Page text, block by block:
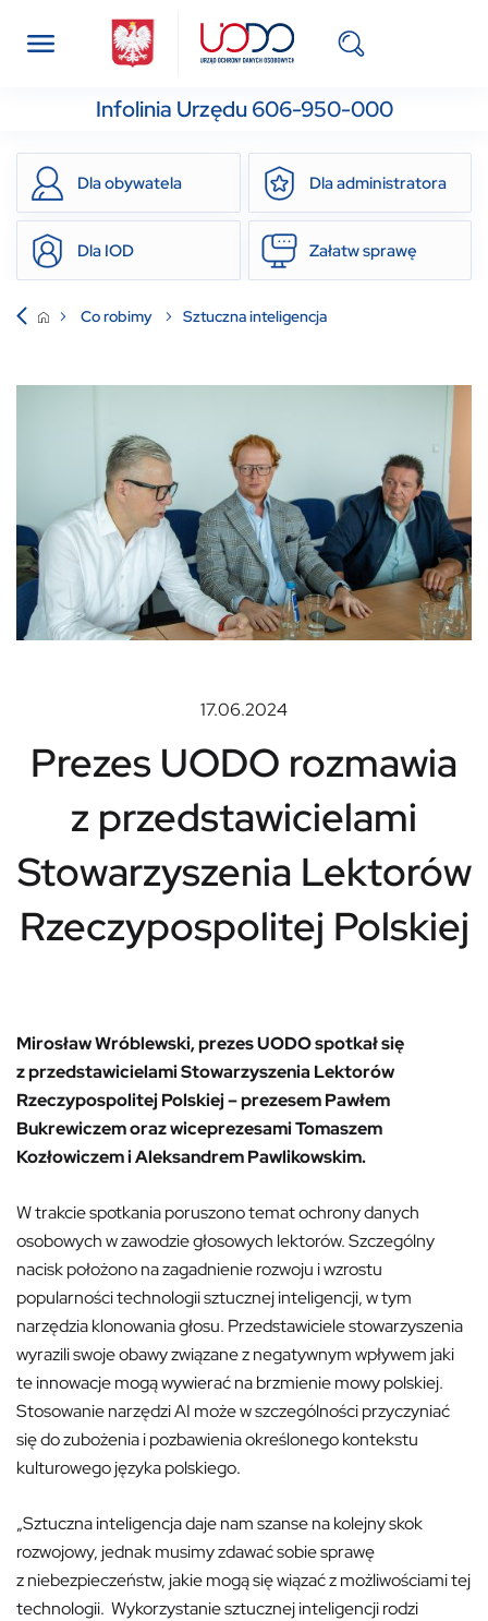
Infolinia Urzędu 606-950-000
Dla obywatela Dla administratora
Dla IOD Załatw sprawę
Co robimy Sztuczna inteligencja
17.06.2024
Prezes UODO rozmawia
z przedstawicielami
Stowarzyszenia Lektorów
Rzeczypospolitej Polskiej
Mirosław Wróblewski, prezes UODO spotkał się
z przedstawicielami Stowarzyszenia Lektorów
Rzeczypospolitej Polskiej – prezesem Pawłem
Bukrewiczem oraz wiceprezesami Tomaszem
Kozłowiczem i Aleksandrem Pawlikowskim.
W trakcie spotkania poruszono temat ochrony danych
osobowych w zawodzie głosowych lektorów. Szczególny
nacisk położono na zagadnienie rozwoju i wzrostu
popularności technologii sztucznej inteligencji, w tym
narzędzia klonowania głosu. Przedstawiciele stowarzyszenia
wyrazili swoje obawy związane z negatywnym wpływem jaki
te innowacje mogą wywierać na brzmienie mowy polskiej.
Stosowanie narzędzi AI może w szczególności przyczyniać
się do zubożenia i pozbawienia określonego kontekstu
kulturowego języka polskiego.
„Sztuczna inteligencja daje nam szanse na kolejny skok
rozwojowy, jednak musimy zdawać sobie sprawę
z niebezpieczeństw, jakie mogą się wiązać z możliwościami tej
technologii. Wykorzystanie sztucznej inteligencji rodzi